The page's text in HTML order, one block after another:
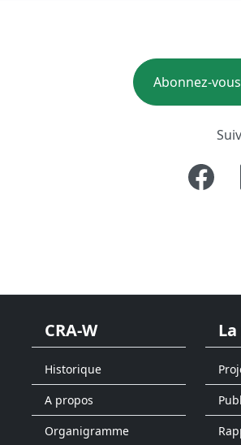
Abonnez-
CRA-W
Historique
A propos
Organigramme